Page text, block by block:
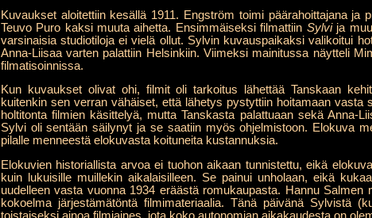
Kuvaukset aloitettiin kesällä 1911. Engström toimi päärahoittajana
Teuvo Puro kaksi muuta aihetta. Ensimmäiseksi filmattiin Sylvija
varsinaisia studiotiloja ei vielä ollut. Sylvin kuvauspaikaksi valikoitui
Anna-Liisaa varten palattiin Helsinkiin. Viimeksi mainitussa näytteli
filmatisoinnissa.
Kun kuvaukset olivat ohi, filmit oli tarkoitus lähettää Tanskaan
kuitenkin sen verran vähäiset, että lähetys pystyttiin hoitamaan
holtitonta filmien käsittelyä, mutta Tanskasta palattuaan sekä Anna-
Sylvi oli sentään säilynyt ja se saatiin myös ohjelmistoon. Elokuva
pilalle menneestä elokuvasta koituneita kustannuksia.
Elokuvien historiallista arvoa ei tuohon aikaan tunnistettu, eikä
kuin lukuisille muillekin aikalaisilleen. Se painui unholaan, eikä
uudelleen vasta vuonna 1934 eräästä romukaupasta. Hannu
kokoelma järjestämätöntä filmimateriaalia. Tänä päivänä Sylvistä